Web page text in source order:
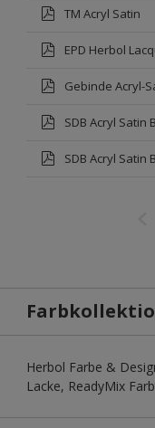
TM Acryl Satin
EPD Herbol
Gebinde Acryl-
SDB Acryl Satin
SDB Acryl Satin
Herbol Farbe &
Lacke, ReadyMix